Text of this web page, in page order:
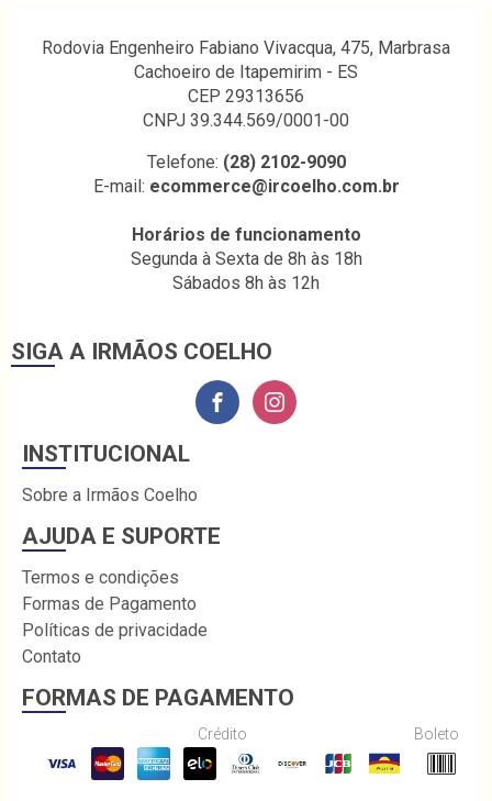
Rodovia Engenheiro Fabiano Vivacqua, 475, Marbrasa
Cachoeiro de Itapemirim - ES
CEP 29313656
CNPJ 39.344.569/0001-00
Telefone: (28) 2102-9090
E-mail: ecommerce@ircoelho.com.br
Horários de funcionamento
Segunda à Sexta de 8h às 18h
Sábados 8h às 12h
SIGA A IRMÃOS COELHO
INSTITUCIONAL
Sobre a Irmãos Coelho
AJUDA E SUPORTE
Termos e condições
Formas de Pagamento
Políticas de privacidade
Contato
FORMAS DE PAGAMENTO
Crédito Boleto